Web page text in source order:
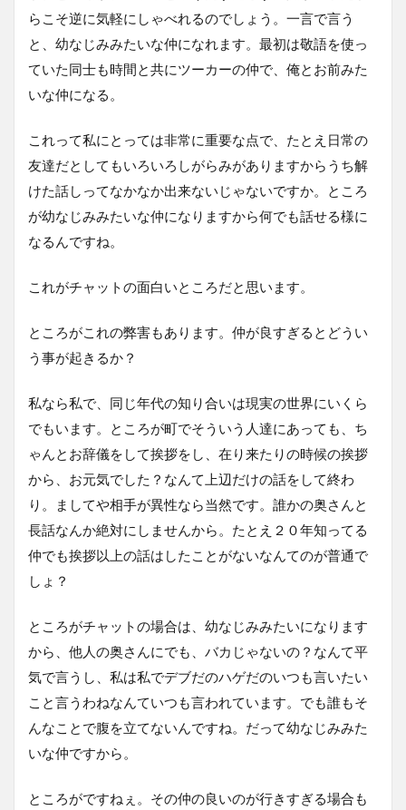
らこそ逆に気軽にしゃべれるのでしょう。一言で言う
と、幼なじみみたいな仲になれます。最初は敬語を使っ
ていた同士も時間と共にツーカーの仲で、俺とお前みた
いな仲になる。
これって私にとっては非常に重要な点で、たとえ日常の
友達だとしてもいろいろしがらみがありますからうち解
けた話しってなかなか出来ないじゃないですか。ところ
が幼なじみみたいな仲になりますから何でも話せる様に
なるんですね。
これがチャットの面白いところだと思います。
ところがこれの弊害もあります。仲が良すぎるとどうい
う事が起きるか？
私なら私で、同じ年代の知り合いは現実の世界にいくら
でもいます。ところが町でそういう人達にあっても、ち
ゃんとお辞儀をして挨拶をし、在り来たりの時候の挨拶
から、お元気でした？なんて上辺だけの話をして終わ
り。ましてや相手が異性なら当然です。誰かの奥さんと
長話なんか絶対にしませんから。たとえ２０年知ってる
仲でも挨拶以上の話はしたことがないなんてのが普通で
しょ？
ところがチャットの場合は、幼なじみみたいになります
から、他人の奥さんにでも、バカじゃないの？なんて平
気で言うし、私は私でデブだのハゲだのいつも言いたい
こと言うわねなんていつも言われています。でも誰もそ
んなことで腹を立てないんですね。だって幼なじみみた
いな仲ですから。
ところがですねぇ。その仲の良いのが行きすぎる場合も